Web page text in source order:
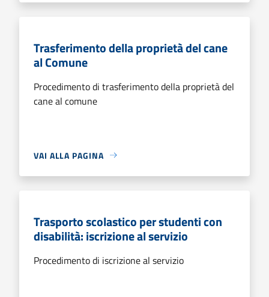
Trasferimento della proprietà del cane
al Comune
Procedimento di trasferimento della proprietà del
cane al comune
VAI ALLA PAGINA
Trasporto scolastico per studenti con
disabilità: iscrizione al servizio
Procedimento di iscrizione al servizio